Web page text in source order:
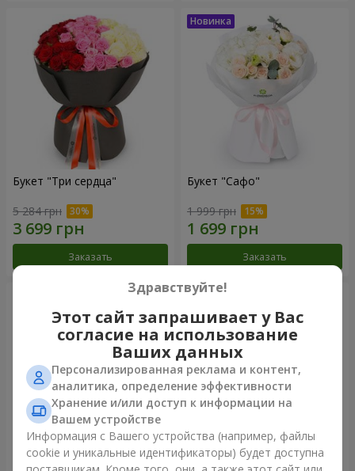
Букет "Три сердца"
5 284 грн
Заказать
Букет "Сафо"
1 999 грн
Заказать
Букет "Tarnis" Монобукет из 9 белых роз
Здравствуйте!
Этот сайт запрашивает у Вас
согласие на использование
Ваших данных
Персонализированная реклама и контент,
аналитика, определение эффективности
Хранение и/или доступ к информации на
Вашем устройстве
Информация с Вашего устройства (например, файлы
cookie и уникальные идентификаторы) будет доступна